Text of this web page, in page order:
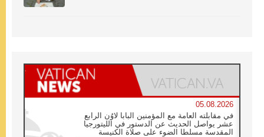
05.08.2026
في مقابلته العامة مع المؤمنين البابا لاوُن الرابع
عشر يواصل الحديث عن الدستور في الليتورجيا
المقدسة مسلطا الضوء على صلاة الكنيسة